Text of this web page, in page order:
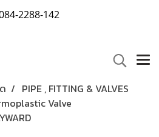
2288-142
PIPE , FITTING & VALVES
Valve